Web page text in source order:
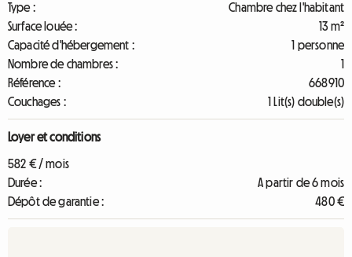
Type :
Chambre chez l'habitant
Surface louée :
13 m²
Capacité d'hébergement :
1 personne
Nombre de chambres :
1
Référence :
668910
Couchages :
1 Lit(s) double(s)
Loyer et conditions
582 € / mois
Durée :
A partir de 6 mois
Dépôt de garantie :
480 €